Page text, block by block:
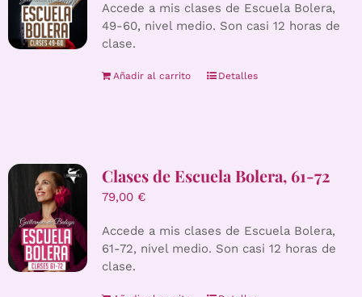
Accede a mis clases de Escuela Bolera,
49-60, nivel medio. Son casi 12 horas de
clase.
Añadir al carrito Detalles
Clases de Escuela Bolera, 61-72
79,00 €
Accede a mis clases de Escuela Bolera,
61-72, nivel medio. Son casi 12 horas de
clase.